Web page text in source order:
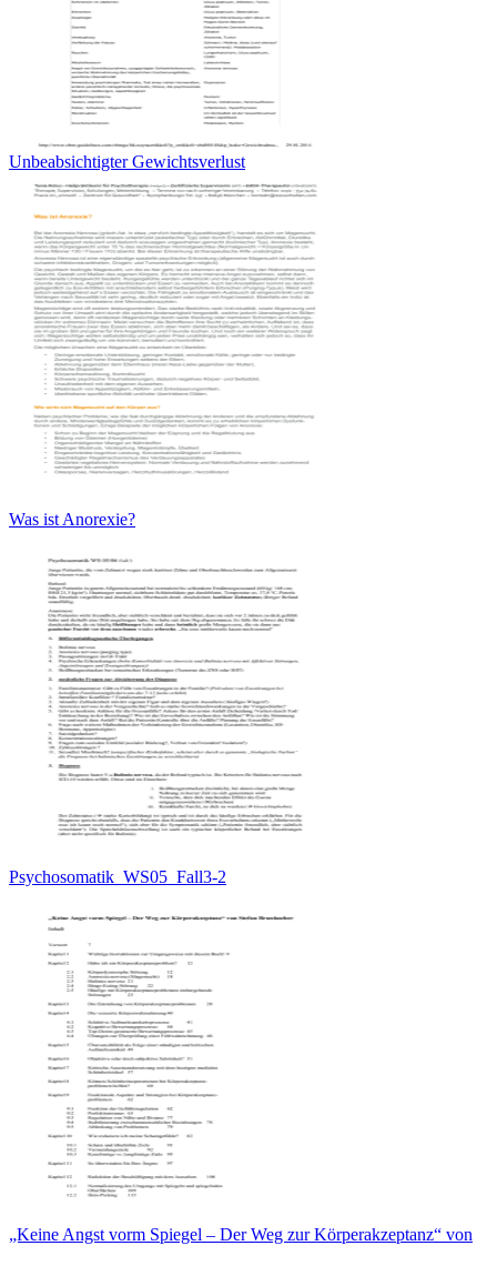
Unbeabsichtigter Gewichtsverlust
Was ist Anorexie?
Psychosomatik_WS05_Fall3-2
„Keine Angst vorm Spiegel – Der Weg zur Körperakzeptanz“ von